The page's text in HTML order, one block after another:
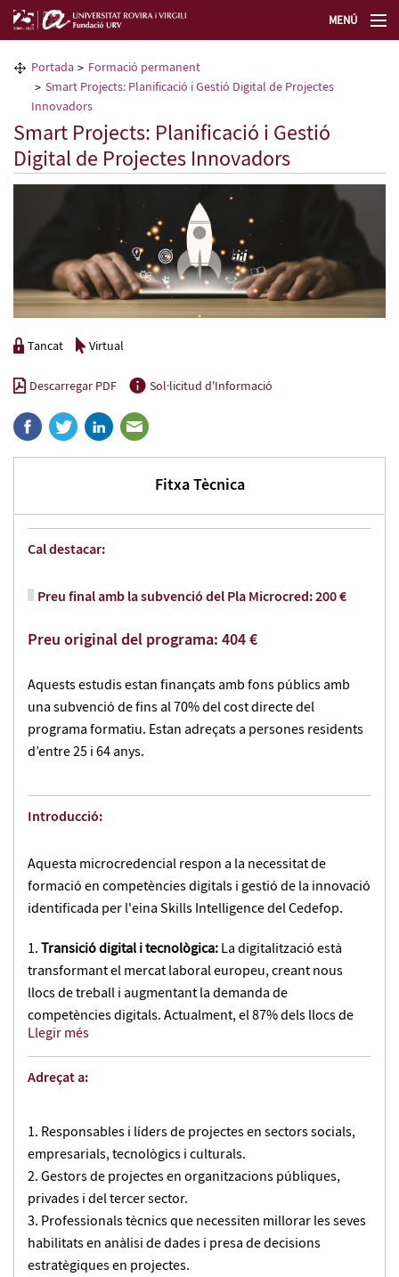
MENÚ
La Fundació URV
Formació permanent
Transferència de tecnologia
Portada
Formació permanent
Smart Projects: Planificació i Gestió Digital de Projectes
Innovadors
Smart Projects: Planificació i Gestió
Digital de Projectes Innovadors
Tancat Virtual
Descarregar PDF Sol·licitud d'Informació
Fitxa Tècnica
Cal destacar:
Preu final amb la subvenció del Pla Microcred: 200 €
Preu original del programa: 404 €
Aquests estudis estan finançats amb fons públics amb
una subvenció de fins al 70% del cost directe del
programa formatiu. Estan adreçats a persones residents
d’entre 25 i 64 anys.
Introducció:
Aquesta microcredencial respon a la necessitat de
formació en competències digitals i gestió de la innovació
identificada per l'eina Skills Intelligence del Cedefop.
Transició digital i tecnològica:La digitalització està
transformant el mercat laboral europeu, creant nous
llocs de treball i augmentant la demanda de
competències digitals. Actualment, el 87% dels llocs de
treball requereixen habilitats digitals bàsiques.
Canvis en l'ocupació i competències futures:Es preveu
que fins al 2035 el 56% de les noves ofertes laborals
específiques en anàlisi de dades i gestió de la innovació.
Aprenentatge continu:La transició cap a una economia
digital i verda fa imprescindible la formació constant, ja
que el 46% de la població activa de la UE necessita
adquirir noves competències digitals. La microcredencial
ofereix formació especialitzada per garantir la capacitat
de lideratge en entorns dinàmics i innovadors.
Llegir més
Adreçat a:
Responsables i líders de projectes en sectors socials,
empresarials, tecnològics i culturals.
Gestors de projectes en organitzacions públiques,
privades i del tercer sector.
Professionals tècnics que necessiten millorar les seves
habilitats en anàlisi de dades i presa de decisions
estratègiques en projectes.